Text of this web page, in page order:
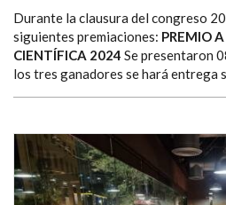
Durante la clausura del congreso
siguientes premiaciones: PREMIO
CIENTÍFICA 2024 Se presentaron
los tres ganadores se hará entrega